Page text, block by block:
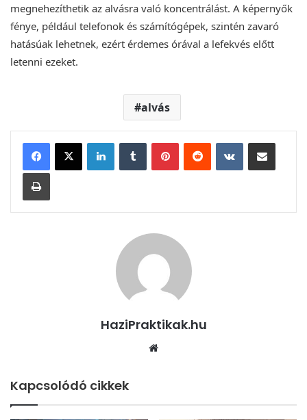
megnehezíthetik az alvásra való koncentrálást. A képernyők
fénye, például telefonok és számítógépek, szintén zavaró
hatásúak lehetnek, ezért érdemes órával a lefekvés előtt
letenni ezeket.
alvás
LinkedInTumblr PinterestReddit VKontakteMegosztás email-ben
Nyomtatás
HaziPraktikak.hu
Kapcsolódó cikkek